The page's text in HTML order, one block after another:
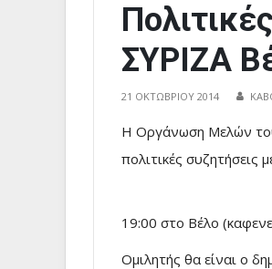
ΣΥΡΙΖΑ
21 ΟΚΤΩΒΡΊΟΥ 2014
Η Οργάνωση Μελών
πολιτικές συζητήσεις
19:00 στο Βέλο
Ομιλητής θα είναι ο